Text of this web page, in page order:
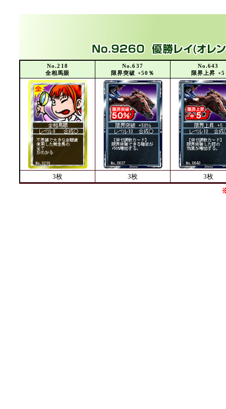
No.218
全相馬眼
No.637
限界突破 +50％
No.643
限界上昇 +5
3枚 3枚 3枚